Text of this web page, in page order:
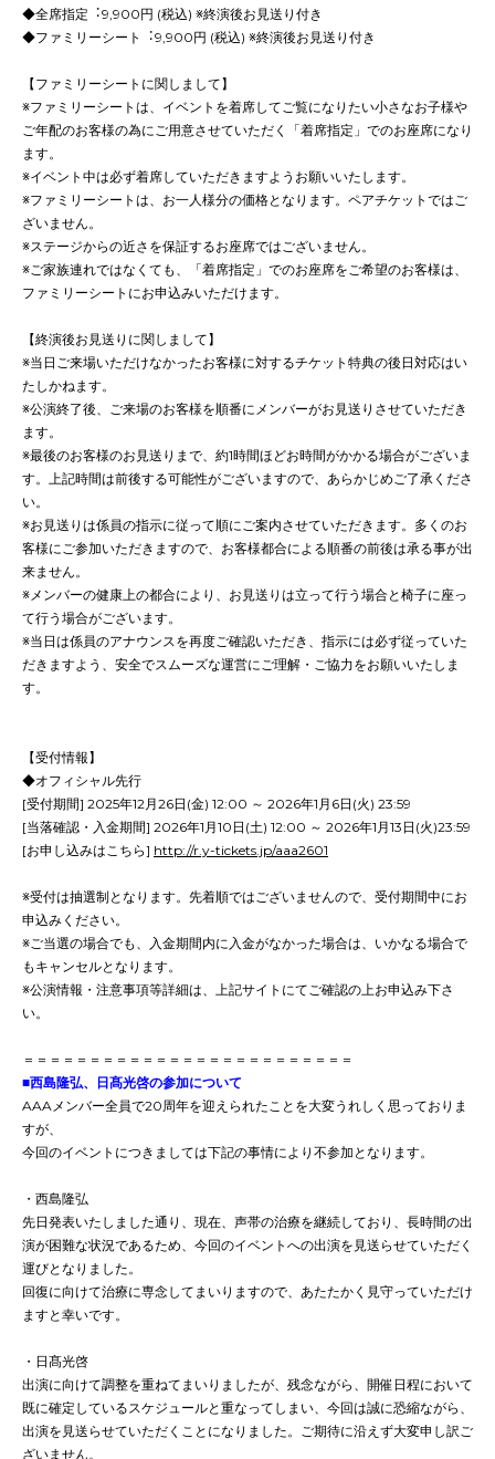
◆全席指定︓9,900円 (税込) ※終演後お見送り付き
◆ファミリーシート︓9,900円 (税込) ※終演後お見送り付き
【ファミリーシートに関しまして】
※ファミリーシートは、イベントを着席してご覧になりたい小さなお子様や
ご年配のお客様の為にご用意させていただく「着席指定」でのお座席になり
ます。
※イベント中は必ず着席していただきますようお願いいたします。
※ファミリーシートは、お一人様分の価格となります。ペアチケットではご
ざいません。
※ステージからの近さを保証するお座席ではございません。
※ご家族連れではなくても、「着席指定」でのお座席をご希望のお客様は、
ファミリーシートにお申込みいただけます。
【終演後お見送りに関しまして】
※当⽇ご来場いただけなかったお客様に対するチケット特典の後⽇対応はい
たしかねます。
※公演終了後、ご来場のお客様を順番にメンバーがお見送りさせていただき
ます。
※最後のお客様のお見送りまで、約1時間ほどお時間がかかる場合がございま
す。上記時間は前後する可能性がございますので、あらかじめご了承くださ
い。
※お見送りは係員の指示に従って順にご案内させていただきます。多くのお
客様にご参加いただきますので、お客様都合による順番の前後は承る事が出
来ません。
※メンバーの健康上の都合により、お見送りは立って行う場合と椅子に座っ
て行う場合がございます。
※当日は係員のアナウンスを再度ご確認いただき、指示には必ず従っていた
だきますよう、安全でスムーズな運営にご理解・ご協力をお願いいたしま
す。
【受付情報】
◆オフィシャル先行
[受付期間] 2025年12月26日(金) 12:00 ～ 2026年1月6日(火) 23:59
[当落確認・入金期間] 2026年1月10日(土) 12:00 ～ 2026年1月13日(火)23:59
[お申し込みはこちら] http://r.y-tickets.jp/aaa2601
※受付は抽選制となります。先着順ではございませんので、受付期間中にお
申込みください。
※ご当選の場合でも、入金期間内に入金がなかった場合は、いかなる場合で
もキャンセルとなります。
※公演情報・注意事項等詳細は、上記サイトにてご確認の上お申込み下さ
い。
＝＝＝＝＝＝＝＝＝＝＝＝＝＝＝＝＝＝＝＝＝＝＝＝＝
■西島隆弘、日髙光啓の参加について
AAAメンバー全員で20周年を迎えられたことを大変うれしく思っておりま
すが、
今回のイベントにつきましては下記の事情により不参加となります。
・西島隆弘
先日発表いたしました通り、現在、声帯の治療を継続しており、長時間の出
演が困難な状況であるため、今回のイベントへの出演を見送らせていただく
運びとなりました。
回復に向けて治療に専念してまいりますので、あたたかく見守っていただけ
ますと幸いです。
・日髙光啓
出演に向けて調整を重ねてまいりましたが、残念ながら、開催日程において
既に確定しているスケジュールと重なってしまい、今回は誠に恐縮ながら、
出演を見送らせていただくことになりました。ご期待に沿えず大変申し訳ご
ざいません。